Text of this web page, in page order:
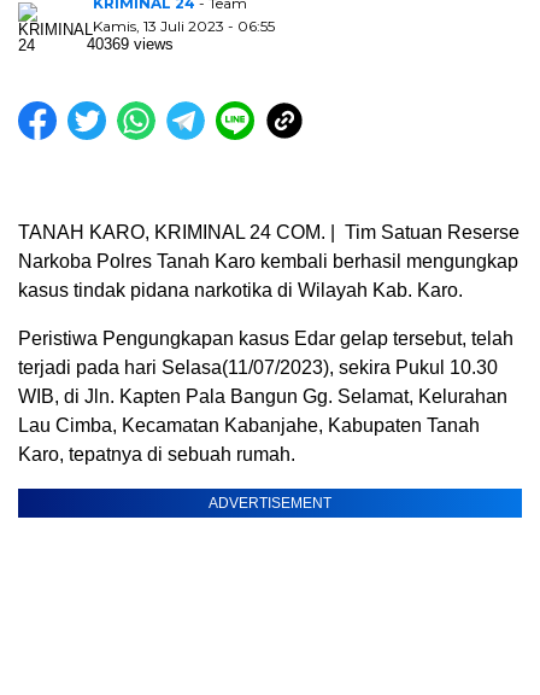
Kamis, 13 Juli 2023 - 06:55
40369 views
TANAH KARO, KRIMINAL 24 COM. | Tim Satuan Reserse
Narkoba Polres Tanah Karo kembali berhasil mengungkap
kasus tindak pidana narkotika di Wilayah Kab. Karo.
Peristiwa Pengungkapan kasus Edar gelap tersebut, telah
terjadi pada hari Selasa(11/07/2023), sekira Pukul 10.30
WIB, di Jln. Kapten Pala Bangun Gg. Selamat, Kelurahan
Lau Cimba, Kecamatan Kabanjahe, Kabupaten Tanah
Karo, tepatnya di sebuah rumah.
ADVERTISEMENT